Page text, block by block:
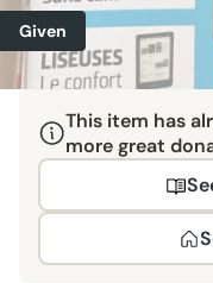
Given
This item has
more great